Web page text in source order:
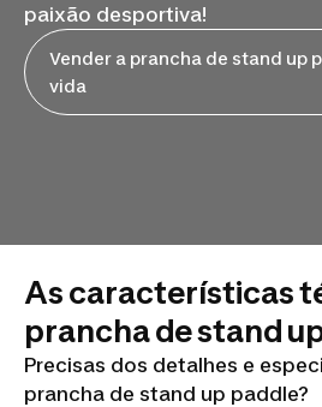
paixão desportiva!
Vender a prancha de stand up
vida
As características
prancha de stand
Precisas dos detalhes e
prancha de stand up paddle?